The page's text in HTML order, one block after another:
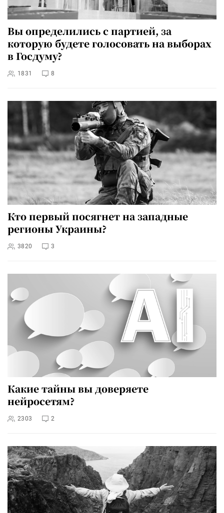
Вы определились с партией, за
которую будете голосовать на выборах
в Госдуму?
1831 8
Кто первый посягнет на западные
регионы Украины?
3820 3
Какие тайны вы доверяете
нейросетям?
2303 2